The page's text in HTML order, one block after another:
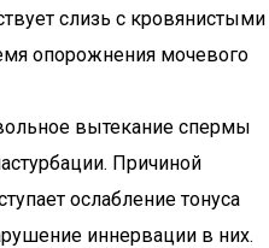
слизь с кровянистыми
опорожнения мочевого
вытекание спермы
Причиной
ослабление тонуса
иннервации в них.